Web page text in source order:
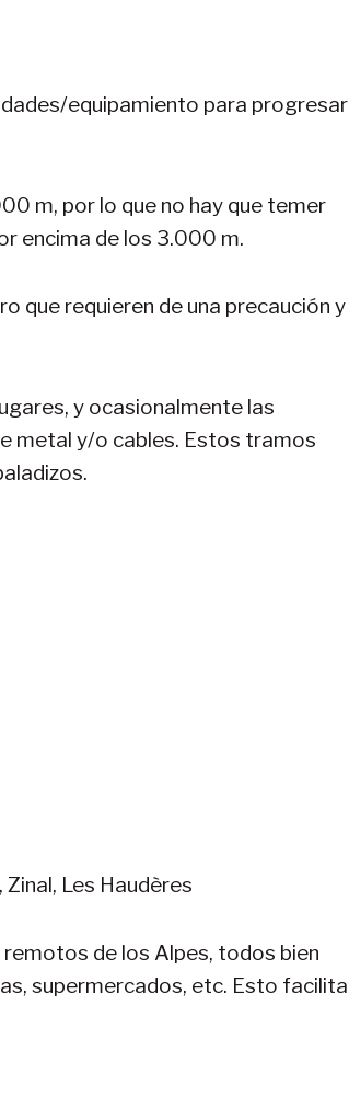
equipamiento para progresar
m, por lo que no hay que temer
encima de los 3.000 m.
que requieren de una precaución y
y ocasionalmente las
metal y/o cables. Estos tramos
Les Haudères
de los Alpes, todos bien
supermercados, etc. Esto facilita